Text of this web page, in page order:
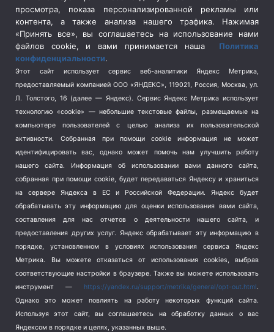
Социальная политика
(3)
Спецоперация в Украине
Спецоперация на Украине
(404)
Спорт (740)
Терроризм (1)
Транспорт (262)
Туризм (178)
Флот (76)
Школа и спорт (2)
Экология (8)
Экономика (1172)
просмотра, показа персонализированной рекламы или
контента, а также анализа нашего трафика. Нажимая
«Принять все», вы соглашаетесь на использование нами
файлов cookie, и вами принимается наша Политика
конфиденциальности.
Этот сайт использует сервис веб-аналитики Яндекс Метрика,
предоставляемый компанией ООО «ЯНДЕКС», 119021, Россия, Москва, ул.
Л. Толстого, 16 (далее — Яндекс). Сервис Яндекс Метрика использует
технологию «cookie» — небольшие текстовые файлы, размещаемые на
компьютере пользователей с целью анализа их пользовательской
активности.
Собранная при помощи cookie информация не может
идентифицировать вас, однако может помочь нам улучшить работу
нашего сайта. Информация об использовании вами данного сайта,
собранная при помощи cookie, будет передаваться Яндексу и храниться
на сервере Яндекса в ЕС и Российской Федерации. Яндекс будет
обрабатывать эту информацию для оценки использования вами сайта,
составления для нас отчетов о деятельности нашего сайта, и
предоставления других услуг. Яндекс обрабатывает эту информацию в
порядке, установленном в условиях использования сервиса Яндекс
Метрика.
Вы можете отказаться от использования cookies, выбрав
соответствующие настройки в браузере. Также вы можете использовать
инструмент — https://yandex.ru/support/metrika/general/opt-out.html.
Однако это может повлиять на работу некоторых функций сайта.
Используя этот сайт, вы соглашаетесь на обработку данных о вас
Яндексом в порядке и целях, указанных выше.